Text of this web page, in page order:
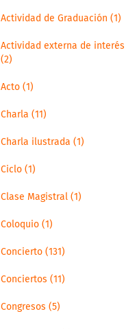
Actividad de Graduación (1)
Actividad externa de interés
(2)
Acto (1)
Charla (11)
Charla ilustrada (1)
Ciclo (1)
Clase Magistral (1)
Coloquio (1)
Concierto (131)
Conciertos (11)
Congresos (5)